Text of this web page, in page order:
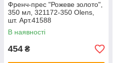
Френч-прес "Рожеве золото",
350 мл, 321172-350 Olens,
шт. Арт.41588
В наявності
454 ₴